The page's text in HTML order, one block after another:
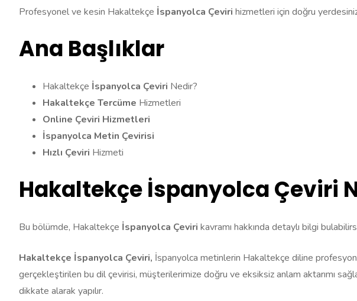
Profesyonel ve kesin Hakaltekçe İspanyolca Çeviri hizmetleri için doğru
Ana Başlıklar
Hakaltekçe İspanyolca Çeviri Nedir?
Hakaltekçe Tercüme Hizmetleri
Online Çeviri Hizmetleri
İspanyolca Metin Çevirisi
Hızlı Çeviri Hizmeti
Hakaltekçe İspanyolca Çeviri
Bu bölümde, Hakaltekçe İspanyolca Çeviri kavramı hakkında detaylı bilgi
Hakaltekçe İspanyolca Çeviri, İspanyolca metinlerin Hakaltekçe diline
gerçekleştirilen bu dil çevirisi, müşterilerimize doğru ve eksiksiz anlam aktarımı
dikkate alarak yapılır.